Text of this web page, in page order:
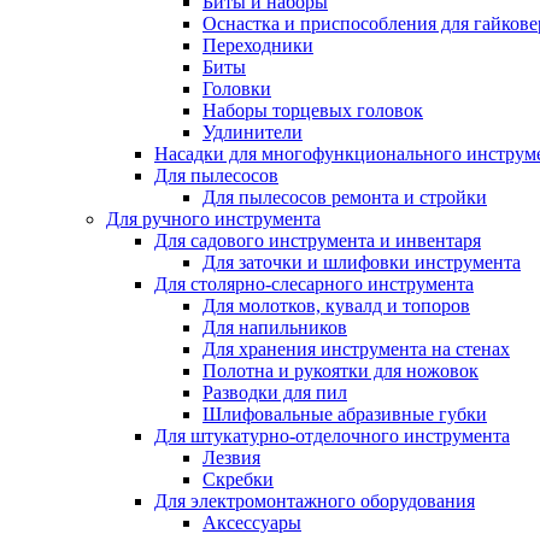
Оснастка и приспособления для
Переходники
Биты
Головки
Наборы торцевых головок
Удлинители
Насадки для многофункционального
Для пылесосов
Для пылесосов ремонта и стройки
Для ручного инструмента
Для садового инструмента и инвентаря
Для заточки и шлифовки инструмента
Для столярно-слесарного инструмента
Для молотков, кувалд и топоров
Для напильников
Для хранения инструмента на стенах
Полотна и рукоятки для ножовок
Разводки для пил
Шлифовальные абразивные губки
Для штукатурно-отделочного инструмента
Лезвия
Скребки
Для электромонтажного оборудования
Аксессуары